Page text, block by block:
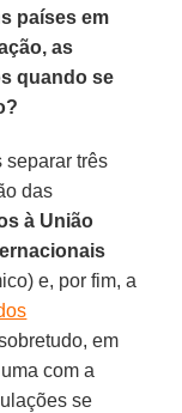
países em
as
quando se
separar três
das
à União
e, por fim, a
em
com a
se